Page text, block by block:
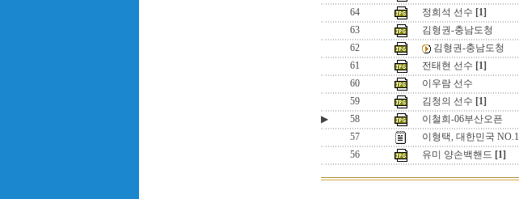
64
정희석 선수 [1]
63
김형권-충남도청
62
김형권-충남도청
61
전태현 선수 [1]
60
이우람 선수
59
김청의 선수 [1]
▶
58 이철희-06부산오픈
57
이형택, 대한민국 NO.1
56
유미 양손백핸드 [1]